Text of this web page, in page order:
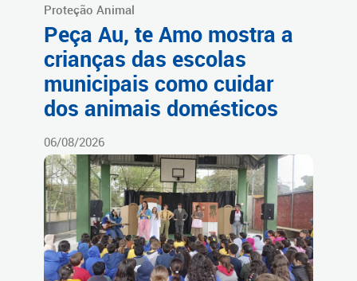
Proteção Animal
Peça Au, te Amo mostra a
crianças das escolas
municipais como cuidar
dos animais domésticos
06/08/2026